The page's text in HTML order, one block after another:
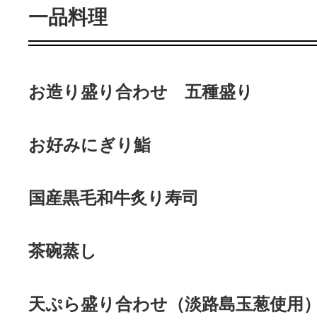
一品料理
お造り盛り合わせ 五種盛り
お好みにぎり鮨
国産黒毛和牛炙り寿司
茶碗蒸し
天ぷら盛り合わせ（淡路島玉葱使用